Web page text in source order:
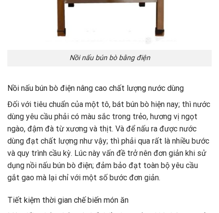
Nồi nấu bún bò bằng điện
Nồi nấu bún bò điện nâng cao chất lượng nước dùng
Đối với tiêu chuẩn của một tô, bát bún bò hiện nay; thì nước
dùng yêu cầu phải có màu sắc trong trẻo, hương vị ngọt
ngào, đậm đà từ xương và thịt. Và để nấu ra được nước
dùng đạt chất lượng như vậy; thì phải qua rất là nhiều bước
và quy trình cầu kỳ. Lúc này vấn đề trở nên đơn giản khi sử
dụng nồi nấu bún bò điện; đảm bảo đạt toàn bộ yêu cầu
gắt gao mà lại chỉ với một số bước đơn giản.
Tiết kiệm thời gian chế biến món ăn